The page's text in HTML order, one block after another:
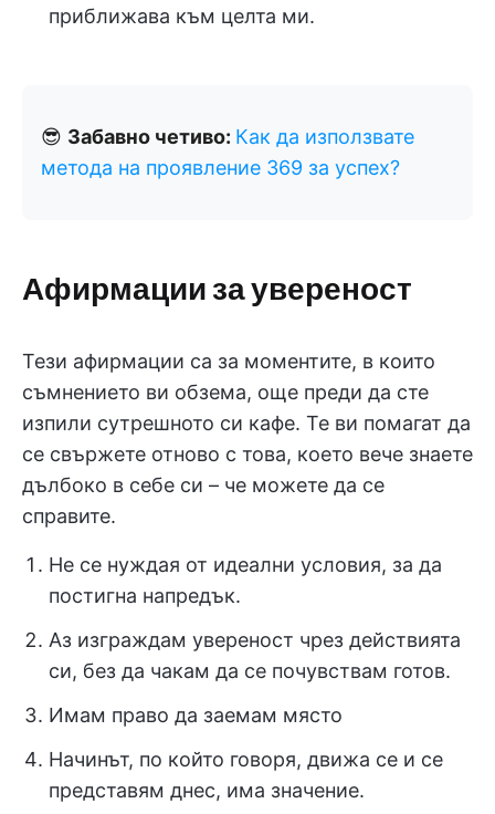
приближава към целта ми.
😎 Забавно четиво: Как да използвате
метода на проявление 369 за успех?
Афирмации за увереност
Тези афирмации са за моментите, в които
съмнението ви обзема, още преди да сте
изпили сутрешното си кафе. Те ви помагат да
се свържете отново с това, което вече знаете
дълбоко в себе си – че можете да се
справите.
Не се нуждая от идеални условия, за да
постигна напредък.
Аз изграждам увереност чрез действията
си, без да чакам да се почувствам готов.
Имам право да заемам място
Начинът, по който говоря, движа се и се
представям днес, има значение.